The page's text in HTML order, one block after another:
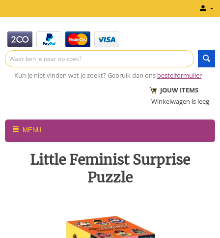
Kun je niet vinden wat je zoekt? Gebruik dan ons bestelformulier
JOUW ITEMS
Winkelwagen is leeg
MENU
Little Feminist Surprise
Puzzle